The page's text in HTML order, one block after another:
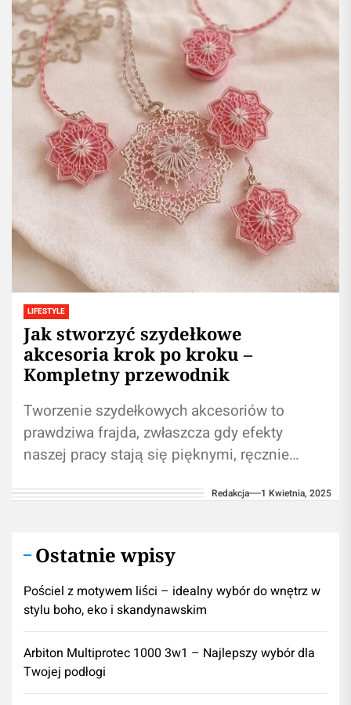
LIFESTYLE
Jak stworzyć szydełkowe
akcesoria krok po kroku –
Kompletny przewodnik
Tworzenie szydełkowych akcesoriów to
prawdziwa frajda, zwłaszcza gdy efekty
naszej pracy stają się pięknymi, ręcznie
swoją przygodę z szydełkowaniem lub...
Redakcja 1 Kwietnia, 2025
Ostatnie wpisy
Pościel z motywem liści – idealny wybór do wnętrz w
stylu boho, eko i skandynawskim
Arbiton Multiprotec 1000 3w1 – Najlepszy wybór dla
Twojej podłogi